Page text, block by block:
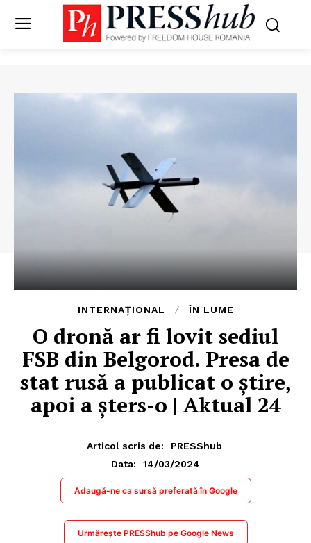
INTERNAȚIONAL ÎN LUME
O dronă ar fi lovit sediul
FSB din Belgorod. Presa de
stat rusă a publicat o știre,
apoi a șters-o | Aktual 24
Articol scris de:
PRESShub
Data:
14/03/2024
Adaugă-ne ca sursă preferată în Google
Urmărește PRESShub pe Google News